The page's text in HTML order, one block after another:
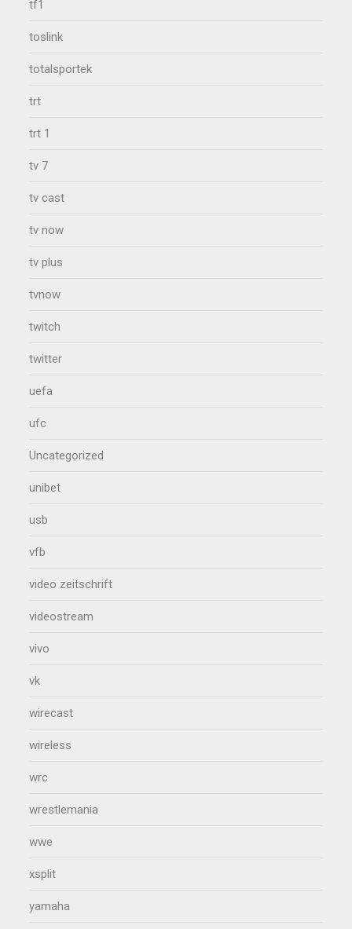
tf1
toslink
totalsportek
trt
trt 1
tv 7
tv cast
tv now
tv plus
tvnow
twitch
twitter
uefa
ufc
Uncategorized
unibet
usb
vfb
video zeitschrift
videostream
vivo
vk
wirecast
wireless
wrc
wrestlemania
wwe
xsplit
yamaha